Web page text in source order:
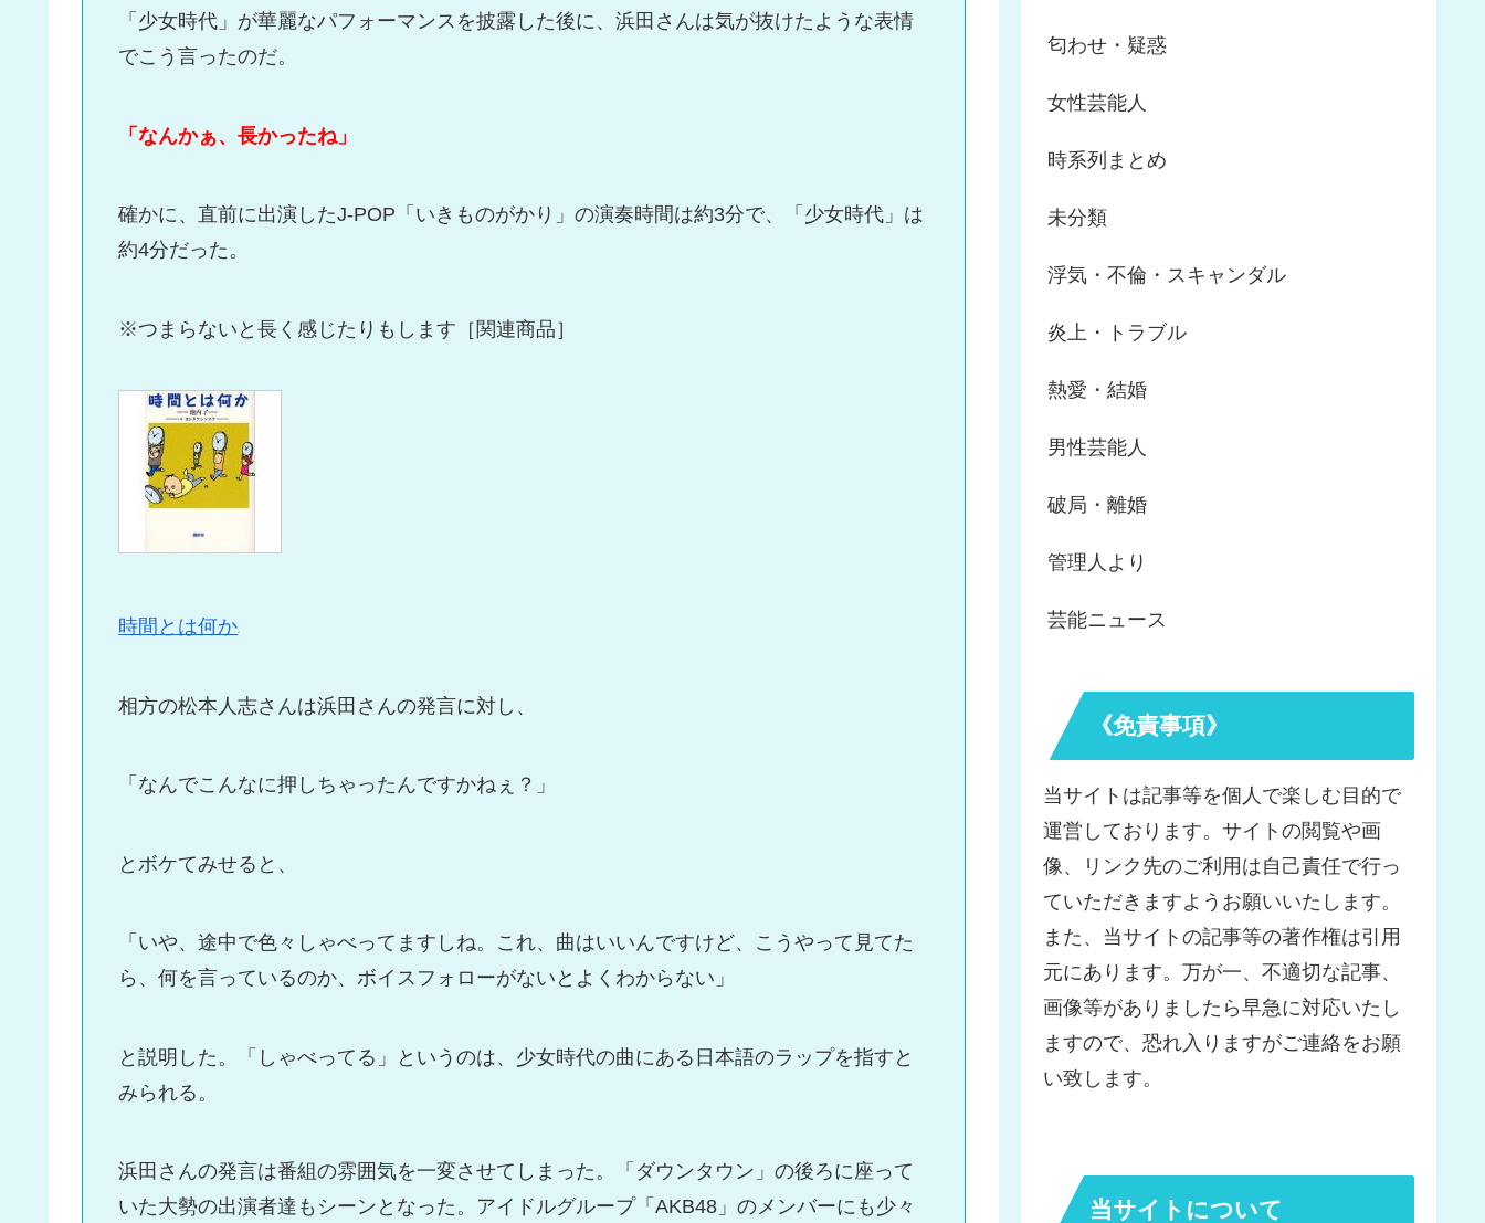
「少女時代」が華麗なパフォーマンスを披露した後に、浜田さんは気が抜けたような表情
でこう言ったのだ。
「なんかぁ、長かったね」
確かに、直前に出演したJ-POP「いきものがかり」の演奏時間は約3分で、「少女時代」は
約4分だった。
※つまらないと長く感じたりもします［関連商品］
時間とは何か
相方の松本人志さんは浜田さんの発言に対し、
「なんでこんなに押しちゃったんですかねぇ？」
とボケてみせると、
「いや、途中で色々しゃべってますしね。これ、曲はいいんですけど、こうやって見てた
ら、何を言っているのか、ボイスフォローがないとよくわからない」
と説明した。「しゃべってる」というのは、少女時代の曲にある日本語のラップを指すと
みられる。
浜田さんの発言は番組の雰囲気を一変させてしまった。「ダウンタウン」の後ろに座って
いた大勢の出演者達もシーンとなった。アイドルグループ「AKB48」のメンバーにも少々
匂わせ・疑惑
女性芸能人
時系列まとめ
未分類
浮気・不倫・スキャンダル
炎上・トラブル
熱愛・結婚
男性芸能人
破局・離婚
管理人より
芸能ニュース
《免責事項》
当サイトは記事等を個人で楽しむ目的で
運営しております。サイトの閲覧や画
像、リンク先のご利用は自己責任で行っ
ていただきますようお願いいたします。
また、当サイトの記事等の著作権は引用
元にあります。万が一、不適切な記事、
画像等がありましたら早急に対応いたし
ますので、恐れ入りますがご連絡をお願
い致します。
当サイトについて